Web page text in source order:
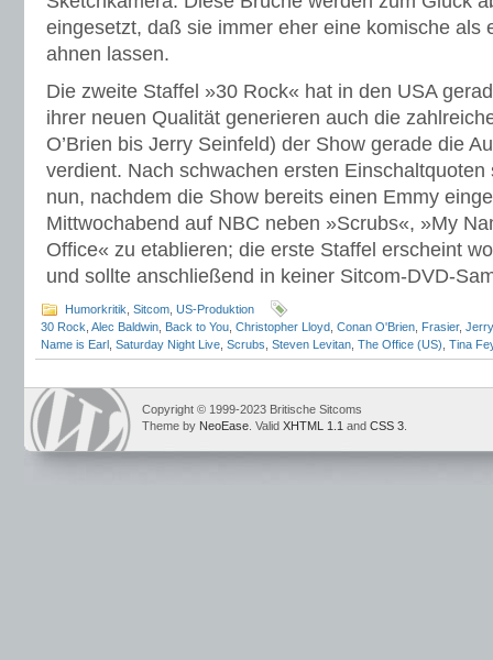
eingesetzt, daß sie immer eher eine komische als
ahnen lassen.
Die zweite Staffel »30 Rock« hat in den USA
ihrer neuen Qualität generieren auch die
O’Brien bis Jerry Seinfeld) der Show gerade die
verdient. Nach schwachen ersten
nun, nachdem die Show bereits einen Emmy
Mittwochabend auf NBC neben »Scrubs«, »My
Office« zu etablieren; die erste Staffel erscheint
und sollte anschließend in keiner Sitcom-DVD-
Humorkritik Sitcom US-Produktion
30 Rock Alec Baldwin Back to You Christopher Lloyd Conan O'Brien Frasier,
Name is Earl Saturday Night Live Scrubs Steven Levitan The Office (US) Tina
Copyright © 1999-2023 Britische Sitcoms
Theme by NeoEase . Valid XHTML 1.1 and CSS 3